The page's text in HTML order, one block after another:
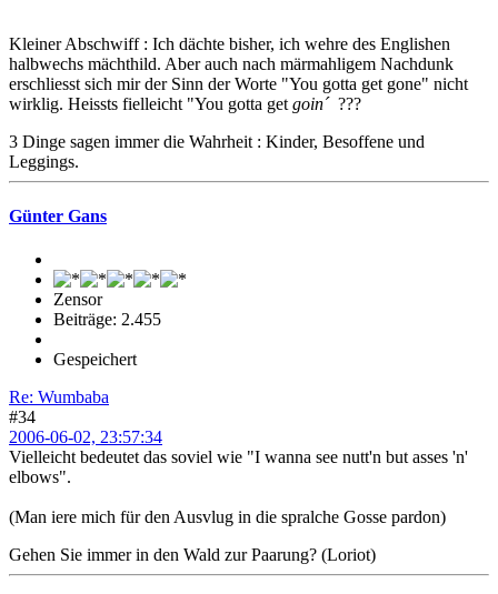
Kleiner Abschwiff : Ich dächte bisher, ich wehre des Englishen
halbwechs mächthild. Aber auch nach märmahligem Nachdunk
erschliesst sich mir der Sinn der Worte "You gotta get gone" nicht
wirklig. Heissts fielleicht "You gotta get goin´???
3 Dinge sagen immer die Wahrheit : Kinder, Besoffene und
Leggings.
Günter Gans
Zensor
Beiträge: 2.455
Gespeichert
Re: Wumbaba
#34
2006-06-02, 23:57:34
Vielleicht bedeutet das soviel wie "I wanna see nutt'n but asses 'n'
elbows".
(Man iere mich für den Ausvlug in die spralche Gosse pardon)
Gehen Sie immer in den Wald zur Paarung? (Loriot)